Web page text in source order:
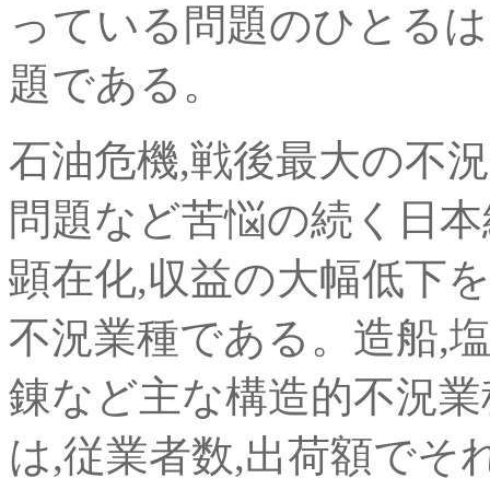
っている問題のひとる
題である。
石油危機,戦後最大の不
問題など苦悩の続く日
顕在化,収益の大幅低下
不況業種である。造船,
錬など主な構造的不況
は,従業者数,出荷額でそ